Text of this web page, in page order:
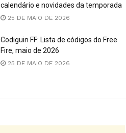
calendário e novidades da temporada
25 DE MAIO DE 2026
Codiguin FF: Lista de códigos do Free
Fire, maio de 2026
25 DE MAIO DE 2026